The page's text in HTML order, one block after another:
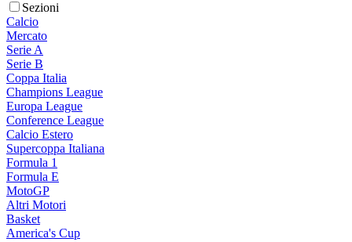
Sezioni
Calcio
Mercato
Serie A
Serie B
Coppa Italia
Champions League
Europa League
Conference League
Calcio Estero
Supercoppa Italiana
Formula 1
Formula E
MotoGP
Altri Motori
Basket
America's Cup